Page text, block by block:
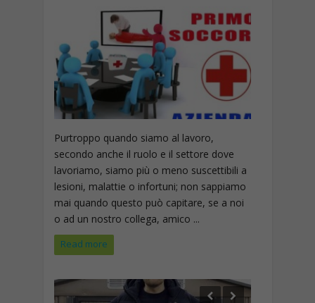
Purtroppo quando siamo al lavoro,
secondo anche il ruolo e il settore dove
lavoriamo, siamo più o meno suscettibili a
lesioni, malattie o infortuni; non sappiamo
mai quando questo può capitare, se a noi
o ad un nostro collega, amico ...
Read more